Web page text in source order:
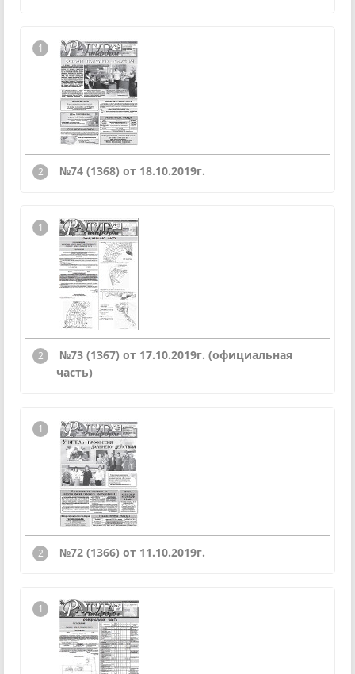
№74 (1368) от 18.10.2019г.
№73 (1367) от 17.10.2019г. (официальная
часть)
№72 (1366) от 11.10.2019г.